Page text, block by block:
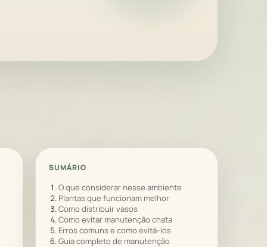
SUMÁRIO
O que considerar nesse ambiente
Plantas que funcionam melhor
Como distribuir vasos
Como evitar manutenção chata
Erros comuns e como evitá-los
Guia completo de manutenção